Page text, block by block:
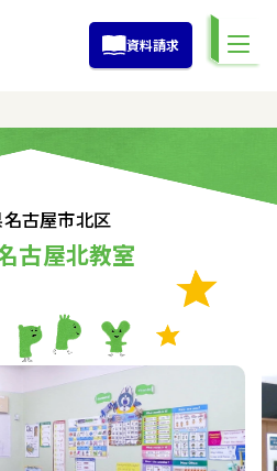
資料請求
古屋市北区
古屋北教室